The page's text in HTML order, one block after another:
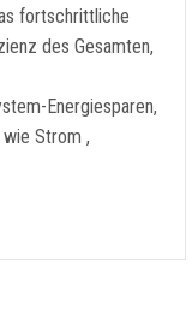
fortschrittliche
des Gesamten,
Energiesparen,
Strom ,